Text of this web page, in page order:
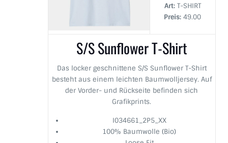
Art: T-SHIRT
Preis:49.00
S/S Sunflower T-Shirt
Das locker geschnittene S/S Sunflower T-Shirt
besteht aus einem leichten Baumwolljersey. Auf
der Vorder- und Rückseite befinden sich
Grafikprints.
I034661_2P5_XX
100% Baumwolle (Bio)